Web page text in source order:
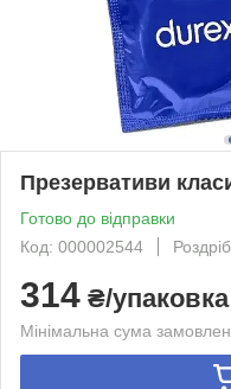
Презервативи
Готово до відправки
Код: 000002544
Роздріб
314 ₴/упаковка
Мінімальна сума